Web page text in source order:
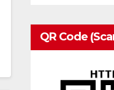
QR Code